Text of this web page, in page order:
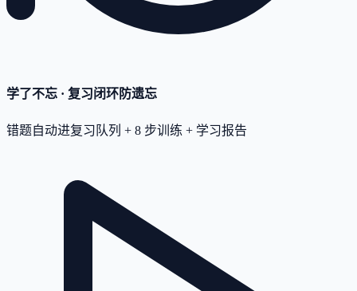
学了不忘 · 复习闭环防遗忘
错题自动进复习队列 + 8 步训练 + 学习报告